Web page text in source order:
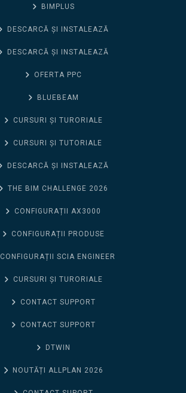
BIMPLUS
DESCARCĂ ȘI INSTALEAZĂ
DESCARCĂ ȘI INSTALEAZĂ
OFERTA PPC
BLUEBEAM
CURSURI ȘI TURORIALE
CURSURI ȘI TUTORIALE
DESCARCĂ ȘI INSTALEAZĂ
THE BIM CHALLENGE 2026
CONFIGURAȚII AX3000
CONFIGURAȚII PRODUSE
CONFIGURAȚII SCIA ENGINEER
CURSURI ȘI TURORIALE
CONTACT SUPPORT
CONTACT SUPPORT
DTWIN
NOUTĂȚI ALLPLAN 2026